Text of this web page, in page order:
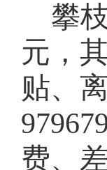
攀
元，
贴、
费、